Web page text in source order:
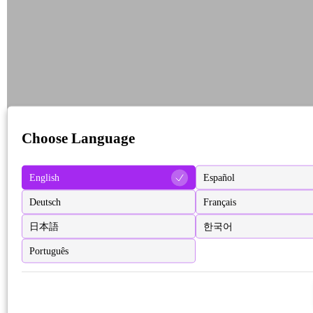
Choose Language
English Español
Deutsch Français
日本語 한국어
Português